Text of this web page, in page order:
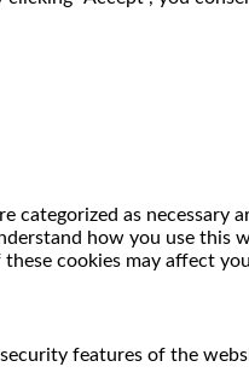
as necessary
how you use this
cookies may affect
features of the